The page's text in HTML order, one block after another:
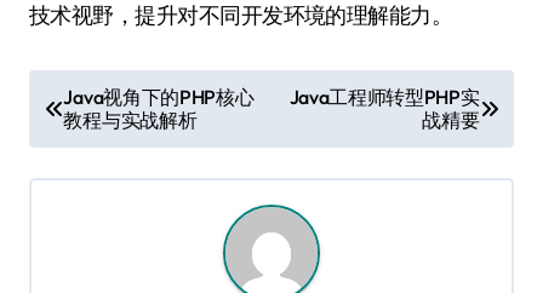
技术视野，提升对不同开发环境的理解能力。
章
导
Java视角下的PHP核心
教程与实战解析
Java工程师转型PHP实
战精要